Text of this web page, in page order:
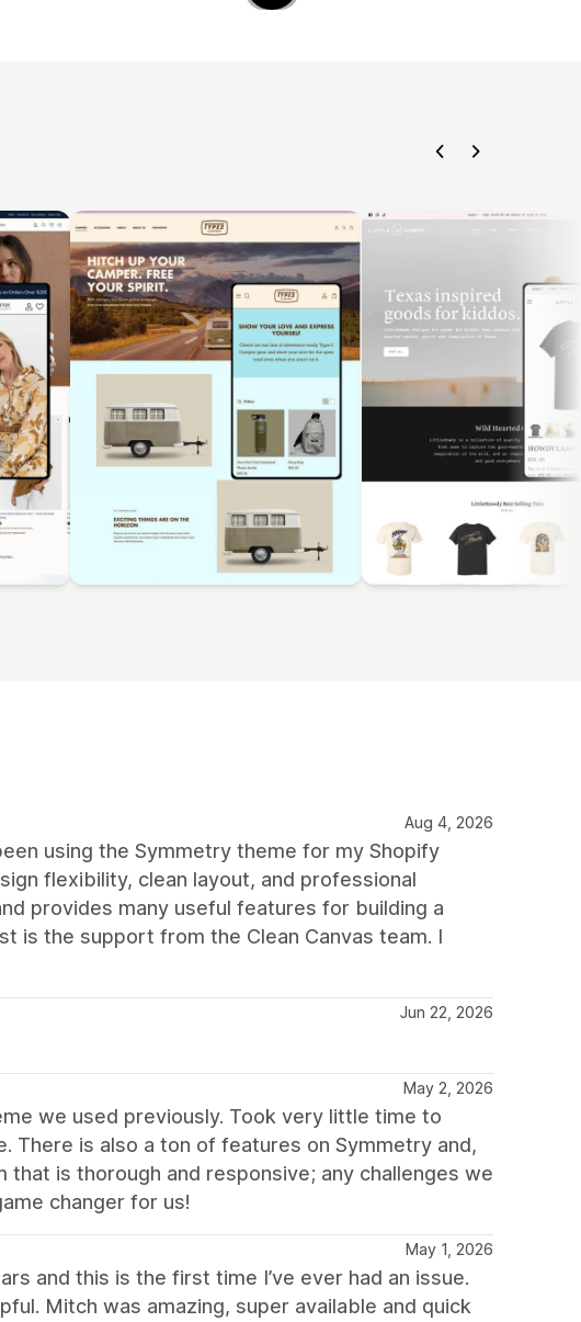
Aug 4, 2026
using the Symmetry theme for my Shopify
flexibility, clean layout, and professional
provides many useful features for building a
is the support from the Clean Canvas team. I
Jun 22, 2026
May 2, 2026
we used previously. Took very little time to
is also a ton of features on Symmetry and,
is thorough and responsive; any challenges we
changer for us!
May 1, 2026
and this is the first time I’ve ever had an issue.
Mitch was amazing, super available and quick